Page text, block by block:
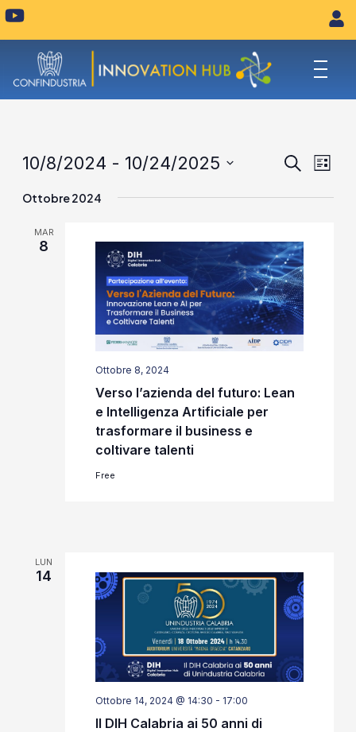
Y
o
t
u
Eventi
viste
CercaLista
10/8/2024 - 10/24/2025
la
Ottobre 2024
MAR
8
Ottobre 8, 2024
Verso l’azienda del futuro: Lean
e Intelligenza Artificiale per
trasformare il business e
coltivare talenti
Free
LUN
14
Ottobre 14, 2024 @ 14:30 - 17:00
Il DIH Calabria ai 50 anni di